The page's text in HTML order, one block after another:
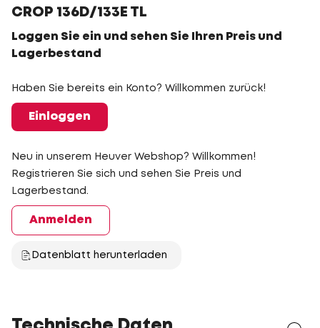
CROP 136D/133E TL
Loggen Sie ein und sehen Sie Ihren Preis und
Lagerbestand
Haben Sie bereits ein Konto? Willkommen zurück!
Einloggen
Neu in unserem Heuver Webshop? Willkommen!
Registrieren Sie sich und sehen Sie Preis und
Lagerbestand.
Anmelden
Datenblatt herunterladen